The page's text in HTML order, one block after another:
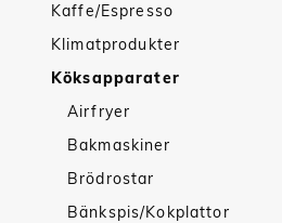
Kaffe/Espresso
Klimatprodukter
Köksapparater
Airfryer
Bakmaskiner
Brödrostar
Bänkspis/Kokplattor